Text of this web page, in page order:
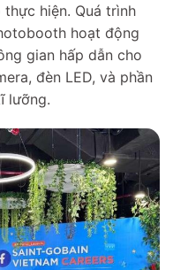
hiện. Quá trình
hoạt động
gian hấp dẫn cho
đèn LED, và phần
lưỡng.